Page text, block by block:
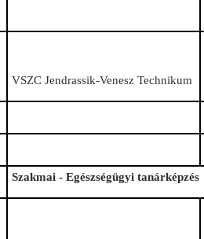
VSZC Jendrassik-Venesz Technikum
Szakmai - Egészségügyi tanárképzés